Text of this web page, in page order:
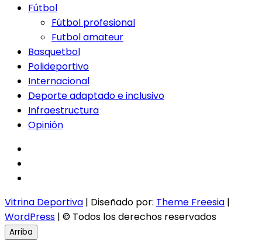
Fútbol
Fútbol profesional
Futbol amateur
Basquetbol
Polideportivo
Internacional
Deporte adaptado e inclusivo
Infraestructura
Opinión
Vitrina Deportiva | Diseñado por: Theme Freesia |
WordPress | © Todos los derechos reservados
Arriba